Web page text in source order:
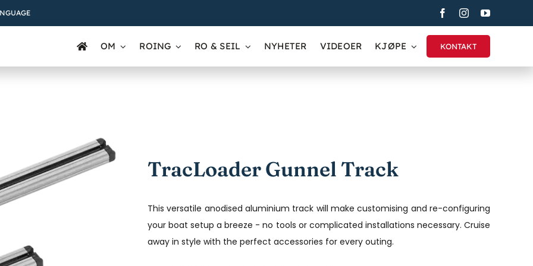
OM ROING RO & SEIL NYHETER VIDEOER KJØPE KONTAKT
TracLoader Gunnel Track
This versatile anodised aluminium track will make customising and re-configuring
your boat setup a breeze - no tools or complicated installations necessary. Cruise
away in style with the perfect accessories for every outing.